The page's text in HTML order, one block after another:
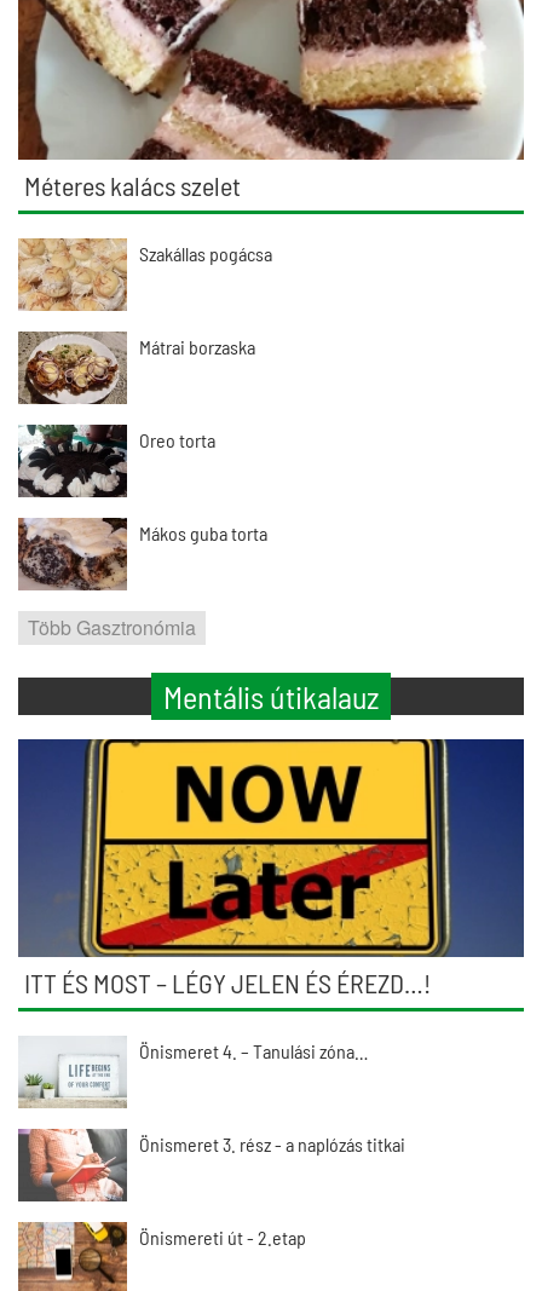
Méteres kalács szelet
Szakállas pogácsa
Mátrai borzaska
Oreo torta
Mákos guba torta
Több Gasztronómia
Mentális útikalauz
ITT ÉS MOST – LÉGY JELEN ÉS ÉREZD…!
Önismeret 4. – Tanulási zóna…
Önismeret 3. rész - a naplózás titkai
Önismereti út - 2.etap